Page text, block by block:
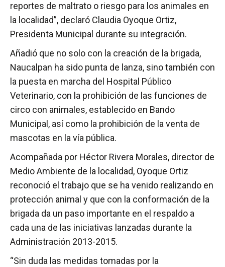
reportes de maltrato o riesgo para los animales en
la localidad”, declaró Claudia Oyoque Ortiz,
Presidenta Municipal durante su integración.
Añadió que no solo con la creación de la brigada,
Naucalpan ha sido punta de lanza, sino también con
la puesta en marcha del Hospital Público
Veterinario, con la prohibición de las funciones de
circo con animales, establecido en Bando
Municipal, así como la prohibición de la venta de
mascotas en la vía pública.
Acompañada por Héctor Rivera Morales, director de
Medio Ambiente de la localidad, Oyoque Ortiz
reconoció el trabajo que se ha venido realizando en
protección animal y que con la conformación de la
brigada da un paso importante en el respaldo a
cada una de las iniciativas lanzadas durante la
Administración 2013-2015.
“Sin duda las medidas tomadas por la